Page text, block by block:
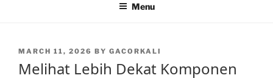
Menu
POSTED
MARCH 11, 2026 BY GACORKALI
Melihat Lebih Dekat Komponen